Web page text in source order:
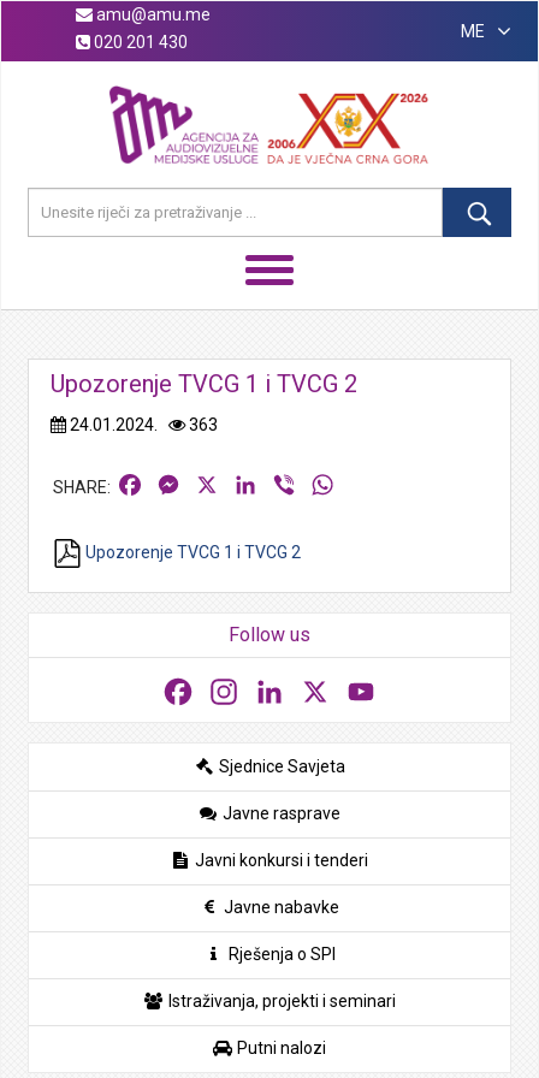
amu@amu.me
020 201 430
ME
Upozorenje TVCG 1 i TVCG 2
24.01.2024. 363
FacebookMessengerLinkedIn
Viber
Upozorenje TVCG 1 i TVCG 2
Follow us
FacebookInstagramLinkedIn
Sjednice Savjeta
Javne rasprave
Javni konkursi i tenderi
Javne nabavke
Rješenja o SPI
Istraživanja, projekti i seminari
Putni nalozi